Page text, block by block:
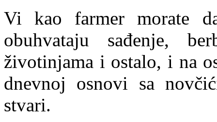
Vi kao farmer morate
obuhvataju sađenje,
životinjama i ostalo, i na
dnevnoj osnovi sa
stvari.